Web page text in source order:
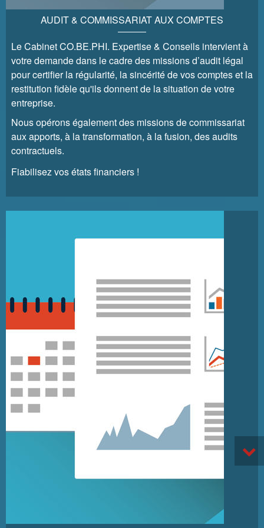
AUDIT & COMMISSARIAT AUX COMPTES
Le Cabinet CO.BE.PHI. Expertise & Conseils intervient à
votre demande dans le cadre des missions d’audit légal
pour certifier la régularité, la sincérité de vos comptes et la
restitution fidèle qu'ils donnent de la situation de votre
entreprise.
Nous opérons également des missions de commissariat
aux apports, à la transformation, à la fusion, des audits
contractuels.
Fiabilisez vos états financiers !